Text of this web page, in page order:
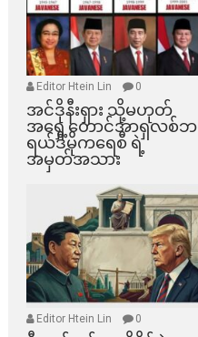
Editor Htein Lin 0
အင်ဒိုနီးရှား သို့မဟုတ်
အရှေ့တောင်အာရှလစ်ဘ
ရယ်ဒီမိုကရေစီ ရဲ့
အမှတ်အသား
Editor Htein Lin 0